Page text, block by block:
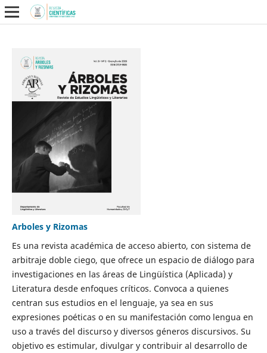
Arboles y Rizomas
Es una revista académica de acceso abierto, con sistema de
arbitraje doble ciego, que ofrece un espacio de diálogo para
investigaciones en las áreas de Lingüística (Aplicada) y
Literatura desde enfoques críticos. Convoca a quienes
centran sus estudios en el lenguaje, ya sea en sus
expresiones poéticas o en su manifestación como lengua en
uso a través del discurso y diversos géneros discursivos. Su
objetivo es estimular, divulgar y contribuir al desarrollo de